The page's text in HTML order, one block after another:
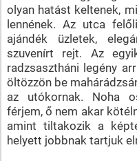
olyan hatást keltenek,
lennének. Az utca
ajándék üzletek,
szuvenírt rejt. Az
radzsasztháni legény
öltözzön be
az utókornak. Noha
férjem, ő nem akar
amint tiltakozik a
helyett jobbnak tartjuk